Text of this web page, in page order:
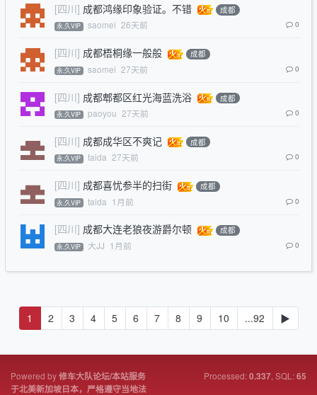
[四川] 成都鸿缘印象验证。不错 成都
永.久VIP saomei 26天前 0
[四川] 成都梧桐缘一般般 成都
永.久VIP saomei 27天前 0
[四川] 成都郫都区红光海蓝洗浴 成都
永.久VIP paoyou 27天前 0
[四川] 成都成华区不爽记 成都
永.久VIP taida 27天前 0
[四川] 成都喜忧参半的扫街 成都
永.久VIP taida 1月前 0
[四川] 成都大连老狼夜游爵尔顿 成都
永.久VIP 大JJ 1月前 0
1 2 3 4 5 6 7 8 9 10 ...92 ▶
Powered by修车大队论坛/本站服务
于北美新加坡日本，严格遵守当地法
Processed:0.337, SQL:65